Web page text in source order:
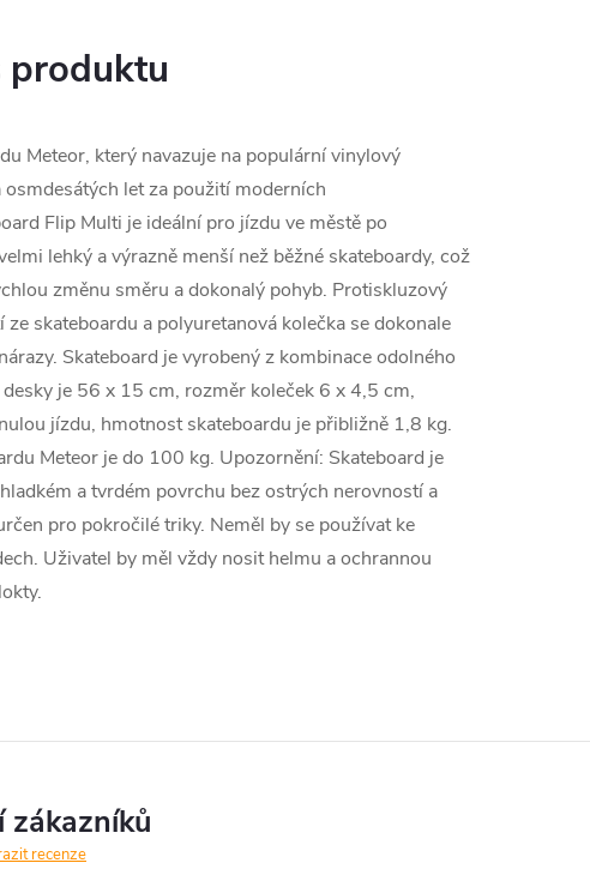
produktu
Meteor, který navazuje na populární vinylový
let za použití moderních
Flip Multi je ideální pro jízdu ve městě po
lehký a výrazně menší než běžné skateboardy, což
změnu směru a dokonalý pohyb. Protiskluzový
skateboardu a polyuretanová kolečka se dokonale
Skateboard je vyrobený z kombinace odolného
je 56 x 15 cm, rozměr koleček 6 x 4,5 cm,
jízdu, hmotnost skateboardu je přibližně 1,8 kg.
Meteor je do 100 kg. Upozornění: Skateboard je
a tvrdém povrchu bez ostrých nerovností a
pro pokročilé triky. Neměl by se používat ke
Uživatel by měl vždy nosit helmu a ochrannou
zákazníků
recenze